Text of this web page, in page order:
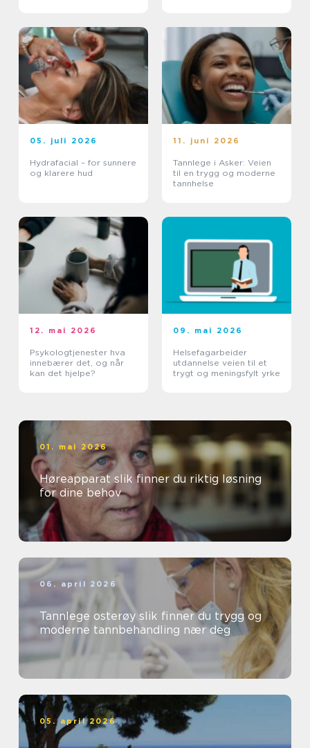
05. juli 2026
Hydrafacial – for sunnere
og klarere hud
11. juni 2026
Tannlege i Asker: Veien
til en trygg og moderne
tannhelse
12. mai 2026
Psykologtjenester hva
innebærer det, og når
kan det hjelpe?
09. mai 2026
Helsefagarbeider
utdannelse veien til et
trygt og meningsfylt yrke
01. mai 2026
Høreapparat slik finner du riktig løsning
for dine behov
06. april 2026
Tannlege osterøy slik finner du trygg og
moderne tannbehandling nær deg
05. april 2026